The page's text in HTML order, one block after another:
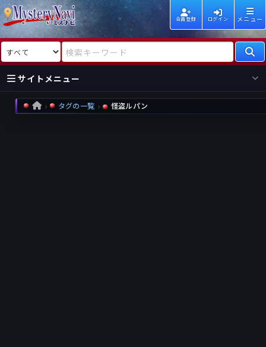
会員登録 ログイン メニュー
検索対象 検索キーワード
サイトメニュー
国内
海外
HOME タグの一覧 怪盗ルパン